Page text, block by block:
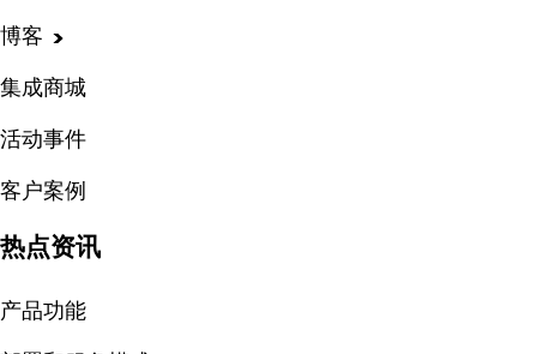
博客
集成商城
活动事件
客户案例
热点资讯
产品功能